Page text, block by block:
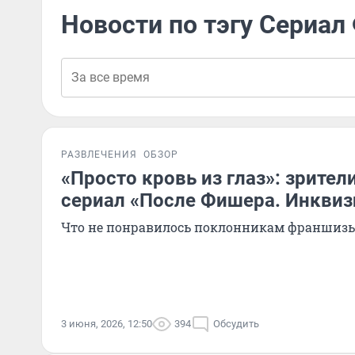
Новости по тэгу
РАЗВЛЕЧЕНИЯ ОБЗОР
«Просто кровь из глаз»:
сериал «После Фишера.
Что не понравилось поклонникам
3 июня, 2026, 12:50 394 Обсудить